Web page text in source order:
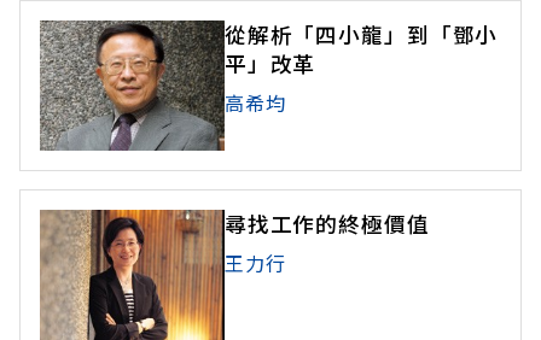
從解析「四小龍」到「鄧小
平」改革
高希均
尋找工作的終極價值
王力行